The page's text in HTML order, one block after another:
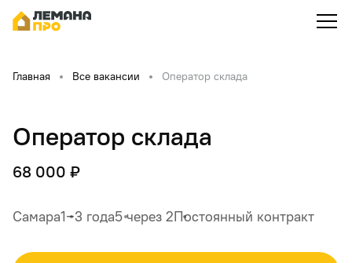
Главная Все вакансии Оператор склада
Оператор склада
68 000 ₽
Самара1‒3 года5 через 2Постоянный контракт